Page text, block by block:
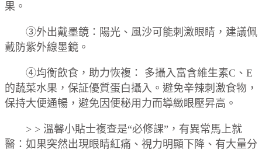
果。
③外出戴墨鏡：陽光、風沙可能刺激眼睛，建議佩
戴防紫外線墨鏡。
④均衡飲食，助力恢複： 多攝入富含維生素C、E
的蔬菜水果，保証優質蛋白攝入。避免辛辣刺激食物，
保持大便通暢，避免因便秘用力而導緻眼壓昇高。
> > 溫馨小貼士複查是“必修課”，有異常馬上就
醫：如果突然出現眼睛紅痛、視力明顯下降、有大量分